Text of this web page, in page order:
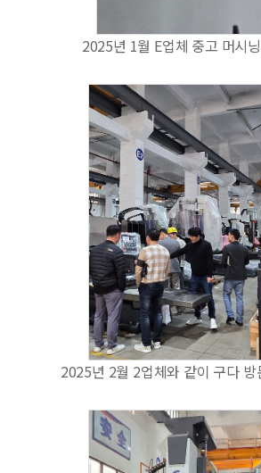
2025년 1월 E업체 중고 머시
2025년 2월 2업체와 같이 구다